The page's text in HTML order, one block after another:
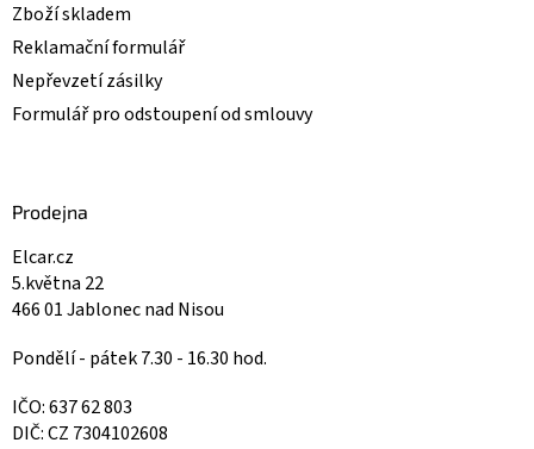
Zboží skladem
Reklamační formulář
Nepřevzetí zásilky
Formulář pro odstoupení od smlouvy
Prodejna
Elcar.cz
5.května 22
466 01 Jablonec nad Nisou
Pondělí - pátek 7.30 - 16.30 hod.
IČO: 637 62 803
DIČ: CZ 7304102608